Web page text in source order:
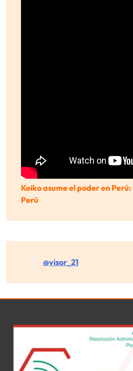
Keiko asume el poder en
Perú
@visor_21